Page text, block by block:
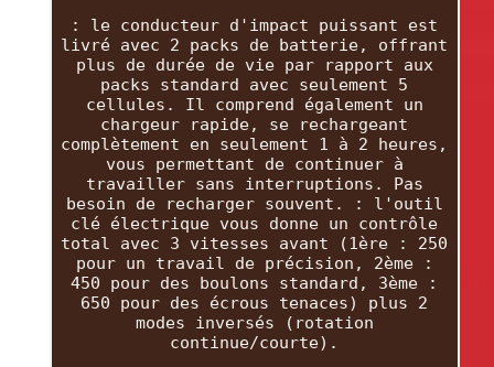
: le conducteur d'impact puissant est
livré avec 2 packs de batterie, offrant
plus de durée de vie par rapport aux
packs standard avec seulement 5
cellules. Il comprend également un
chargeur rapide, se rechargeant
complètement en seulement 1 à 2 heures,
vous permettant de continuer à
travailler sans interruptions. Pas
besoin de recharger souvent. : l'outil
clé électrique vous donne un contrôle
total avec 3 vitesses avant (1ère : 250
pour un travail de précision, 2ème :
450 pour des boulons standard, 3ème :
650 pour des écrous tenaces) plus 2
modes inversés (rotation
continue/courte).